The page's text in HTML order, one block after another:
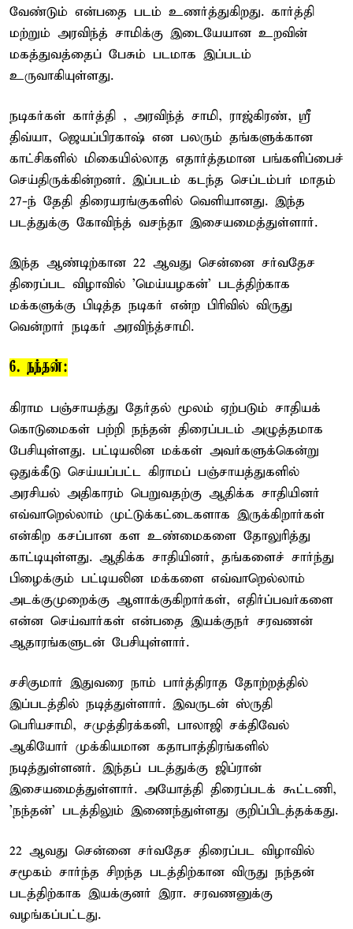
வேண்டும் என்பதை படம் உணர்த்துகிறது. கார்த்தி
மற்றும் அரவிந்த் சாமிக்கு இடையேயான உறவின்
மகத்துவத்தைப் பேசும் படமாக இப்படம்
உருவாகியுள்ளது.
நடிகர்கள் கார்த்தி , அரவிந்த் சாமி, ராஜ்கிரண், ஸ்ரீ
திவ்யா, ஜெயப்பிரகாஷ் என பலரும் தங்களுக்கான
காட்சிகளில் மிகையில்லாத எதார்த்தமான பங்களிப்பைச்
செய்திருக்கின்றனர். இப்படம் கடந்த செப்டம்பர் மாதம்
27-ந் தேதி திரையரங்குகளில் வெளியானது. இந்த
படத்துக்கு கோவிந்த் வசந்தா இசையமைத்துள்ளார்.
இந்த ஆண்டிற்கான 22 ஆவது சென்னை சர்வதேச
திரைப்பட விழாவில் 'மெய்யழகன்' படத்திற்காக
மக்களுக்கு பிடித்த நடிகர் என்ற பிரிவில் விருது
வென்றார் நடிகர் அரவிந்த்சாமி.
6. நந்தன்:
கிராம பஞ்சாயத்து தேர்தல் மூலம் ஏற்படும் சாதியக்
கொடுமைகள் பற்றி நந்தன் திரைப்படம் அழுத்தமாக
பேசியுள்ளது. பட்டியலின மக்கள் அவர்களுக்கென்று
ஒதுக்கீடு செய்யப்பட்ட கிராமப் பஞ்சாயத்துகளில்
அரசியல் அதிகாரம் பெறுவதற்கு ஆதிக்க சாதியினர்
எவ்வாறெல்லாம் முட்டுக்கட்டைகளாக இருக்கிறார்கள்
என்கிற கசப்பான கள உண்மைகளை தோலுரித்து
காட்டியுள்ளது. ஆதிக்க சாதியினர், தங்களைச் சார்ந்து
பிழைக்கும் பட்டியலின மக்களை எவ்வாறெல்லாம்
அடக்குமுறைக்கு ஆளாக்குகிறார்கள், எதிர்ப்பவர்களை
என்ன செய்வார்கள் என்பதை இயக்குநர் சரவணன்
ஆதாரங்களுடன் பேசியுள்ளார்.
சசிகுமார் இதுவரை நாம் பார்த்திராத தோற்றத்தில்
இப்படத்தில் நடித்துள்ளார். இவருடன் ஸ்ருதி
பெரியசாமி, சமுத்திரக்கனி, பாலாஜி சக்திவேல்
ஆகியோர் முக்கியமான கதாபாத்திரங்களில்
நடித்துள்ளனர். இந்தப் படத்துக்கு ஜிப்ரான்
இசையமைத்துள்ளார். அயோத்தி திரைப்படக் கூட்டணி,
'நந்தன்' படத்திலும் இணைந்துள்ளது குறிப்பிடத்தக்கது.
22 ஆவது சென்னை சர்வதேச திரைப்பட விழாவில்
சமூகம் சார்ந்த சிறந்த படத்திற்கான விருது நந்தன்
படத்திற்காக இயக்குனர் இரா. சரவணனுக்கு
வழங்கப்பட்டது.